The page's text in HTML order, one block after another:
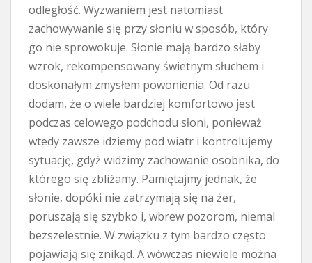
odległość. Wyzwaniem jest natomiast
zachowywanie się przy słoniu w sposób, który
go nie sprowokuje. Słonie mają bardzo słaby
wzrok, rekompensowany świetnym słuchem i
doskonałym zmysłem powonienia. Od razu
dodam, że o wiele bardziej komfortowo jest
podczas celowego podchodu słoni, ponieważ
wtedy zawsze idziemy pod wiatr i kontrolujemy
sytuację, gdyż widzimy zachowanie osobnika, do
którego się zbliżamy. Pamiętajmy jednak, że
słonie, dopóki nie zatrzymają się na żer,
poruszają się szybko i, wbrew pozorom, niemal
bezszelestnie. W związku z tym bardzo często
pojawiają się znikąd. A wówczas niewiele można